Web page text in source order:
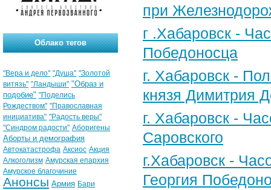
при
г .Хабаровск -
Победоносца
г. Хабаровск -
князя Димитрия
г. Хабаровск -
Саровского
г.Хабаровск -
Георгия
Облако тегов
"Вера и дело" "Душа" "Золотой
витязь" "Ландыши" "Образ и
подобие" "Поделись
Рождеством" "Православная
инициатива" "Радость веры"
"Синдром радости" Аборигены
Аборты и демография
Автокатастрофа Аксиос Акция
Алкоголизм Амурская епархия
Амурское благочиние
Анонсы Армия Бари